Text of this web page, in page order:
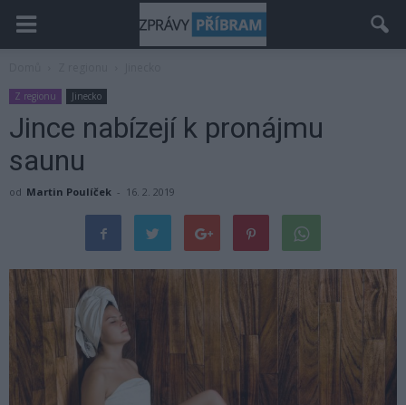
Z regionu Jinecko
Jince nabízejí k pronájmu
saunu
od Martin Poulíček - 16. 2. 2019